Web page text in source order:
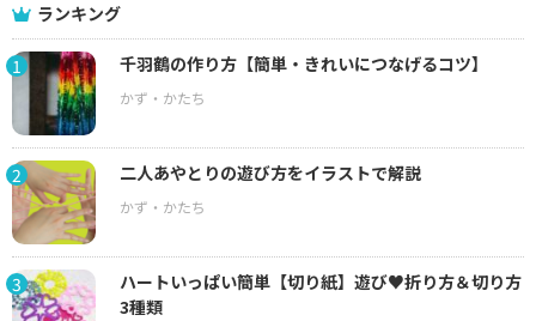
ランキング
1 千羽鶴の作り方【簡単・きれいにつなげるコツ】
2 二人あやとりの遊び方をイラストで解説
3
ハートいっぱい簡単【切り紙】遊び♥折り方＆切り方
3種類